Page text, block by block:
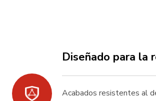
Diseñado para la
Acabados resistentes al